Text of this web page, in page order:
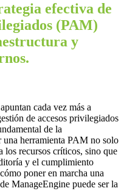
efectiva de
(PAM)
y
cada vez más a
de accesos privilegiados
de la
una herramienta PAM no solo
los recursos críticos, sino que
y el cumplimiento
poner en marcha una
ManageEngine puede ser la